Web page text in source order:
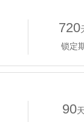
720
锁定
90